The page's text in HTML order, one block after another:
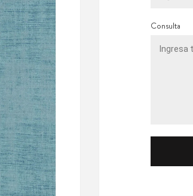
Consulta